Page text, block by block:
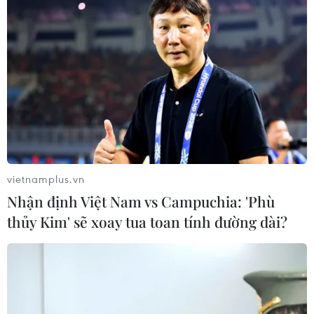
vietnamplus.vn
Nhận định Việt Nam vs Campuchia: 'Phù
thủy Kim' sẽ xoay tua toan tính đường dài?